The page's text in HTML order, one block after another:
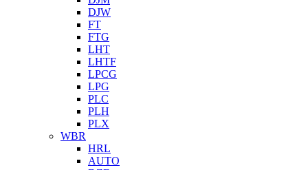
DJW
FT
FTG
LHT
LHTF
LPCG
LPG
PLC
PLH
PLX
WBR
HRL
AUTO